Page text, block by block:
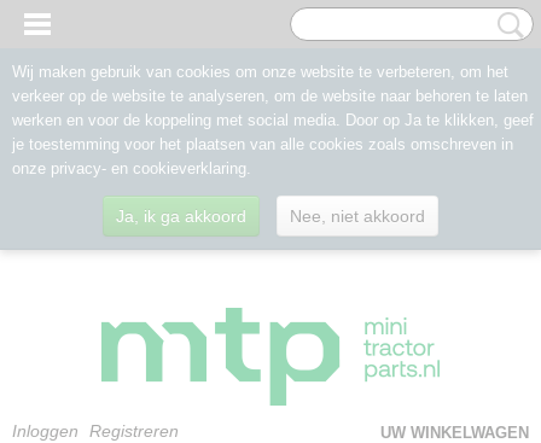
Inloggen Registreren
UW WINKELWAGEN
Wij maken gebruik van cookies om onze website te verbeteren, om het
verkeer op de website te analyseren, om de website naar behoren te laten
werken en voor de koppeling met social media. Door op Ja te klikken, geef
je toestemming voor het plaatsen van alle cookies zoals omschreven in
onze privacy- en cookieverklaring.
Ja, ik ga akkoord Nee, niet akkoord